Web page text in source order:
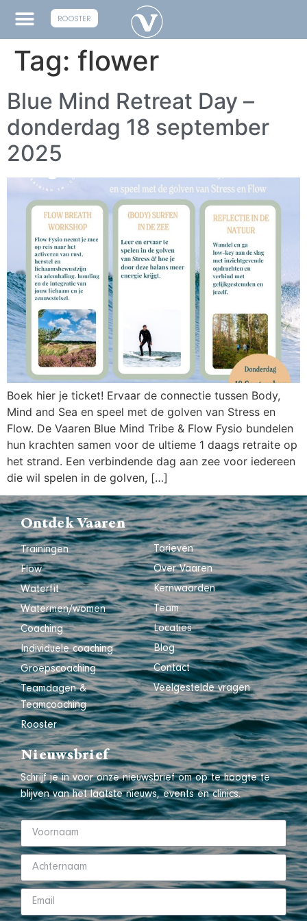
ROOSTER
Tag: flower
Blue Mind Retreat Day –
donderdag 18 september
2025
Boek hier je ticket! Ervaar de connectie tussen Body,
Mind and Sea en speel met de golven van Stress en
Flow. De Vaaren Blue Mind Tribe & Flow Fysio bundelen
hun krachten samen voor de ultieme 1 daags retraite op
het strand. Een verbindende dag aan zee voor iedereen
die wil spelen in de golven, […]
Ontdek Vaaren
Trainingen
Flow
Waterfit
Watermen/women
Coaching
Individuele coaching
Groepscoaching
Teamdagen &
Teamcoaching
Rooster
Tarieven
Over Vaaren
Kernwaarden
Team
Locaties
Blog
Contact
Veelgestelde vragen
Nieuwsbrief
Schrijf je in voor onze nieuwsbrief om op te hoogte te
blijven van het laatste nieuws, events en clinics.